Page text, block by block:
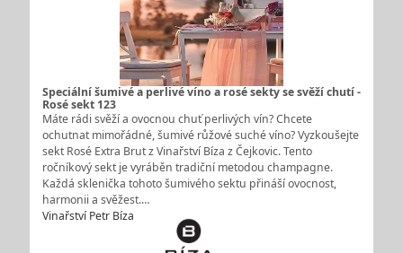
Speciální šumivé a perlivé víno a rosé sekty se svěží chutí -
Rosé sekt 123
Máte rádi svěží a ovocnou chuť perlivých vín? Chcete
ochutnat mimořádné, šumivé růžové suché víno? Vyzkoušejte
sekt Rosé Extra Brut z Vinařství Bíza z Čejkovic. Tento
ročníkový sekt je vyráběn tradiční metodou champagne.
Každá sklenička tohoto šumivého sektu přináší ovocnost,
harmonii a svěžest.…
Vinařství Petr Bíza